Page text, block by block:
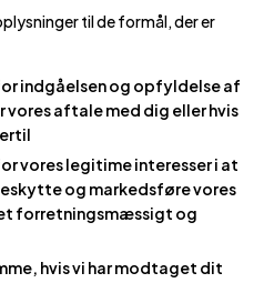
til de formål, der er
indgåelsen og opfyldelse af
aftale med dig eller hvis
vores legitime interesser i at
og markedsføre vores
forretningsmæssigt og
hvis vi har modtaget dit